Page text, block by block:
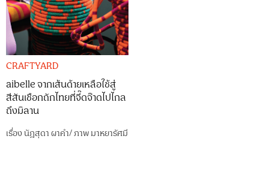
CRAFTYARD
aibelle จากเส้นด้ายเหลือใช้สู่
สีสันเชือกถักไทยที่จี๊ดจ๊าดไปไกล
ถึงมิลาน
เรื่องนัฎสุดา ผาคำ/ภาพมาหยารัศมี